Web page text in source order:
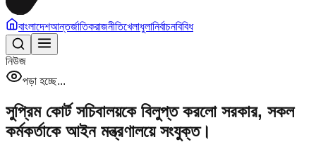
বাংলাদেশআন্তর্জাতিকরাজনীতিখেলাধুলানির্বাচনবিবিধ
নিউজ
পড়া হচ্ছে...
সুপ্রিম কোর্ট সচিবালয়কে বিলুপ্ত করলো সরকার, সকল
কর্মকর্তাকে আইন মন্ত্রণালয়ে সংযুক্ত।